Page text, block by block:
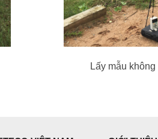
Lấy mẫu